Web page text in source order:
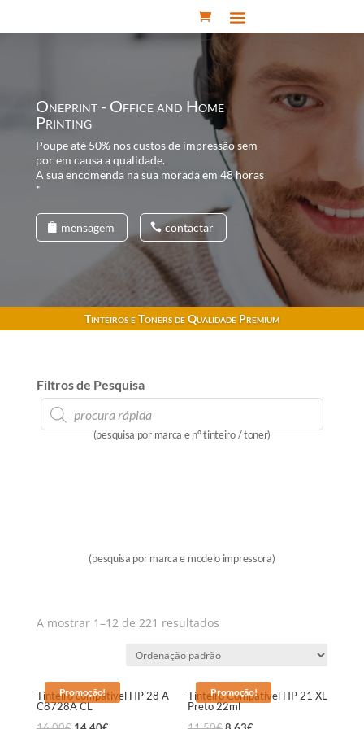
Oneprint - Office and Home
Printing
Poupe até 50% nos custos de impressão sem
por em causa a qualidade.
A sua encomenda na sua morada em 48 horas
*
mensagem contactar
Tinteiros e Toners de Qualidade Premium
Filtros de Pesquisa
Products
search
(pesquisa por marca e nº tinteiro / toner)
(pesquisa por marca e modelo impressora)
A mostrar 1–12 de 221 resultados
Promoção!
Tinteiro compativel HP 28 A
C8728A CL
Promoção!
Tinteiro Compativel HP 21 XL
Preto 22ml